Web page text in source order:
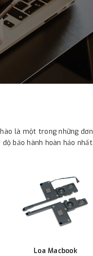
là một trong những
bảo hành hoàn hảo nhất.
Loa Macbook